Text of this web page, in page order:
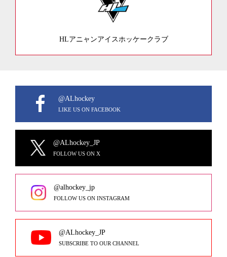
HLアニャンアイスホッケークラブ
@ALhockey
LIKE US ON FACEBOOK
@ALhockey_JP
FOLLOW US ON X
@alhockey_jp
FOLLOW US ON INSTAGRAM
@ALhockey_JP
SUBSCRIBE TO OUR CHANNEL